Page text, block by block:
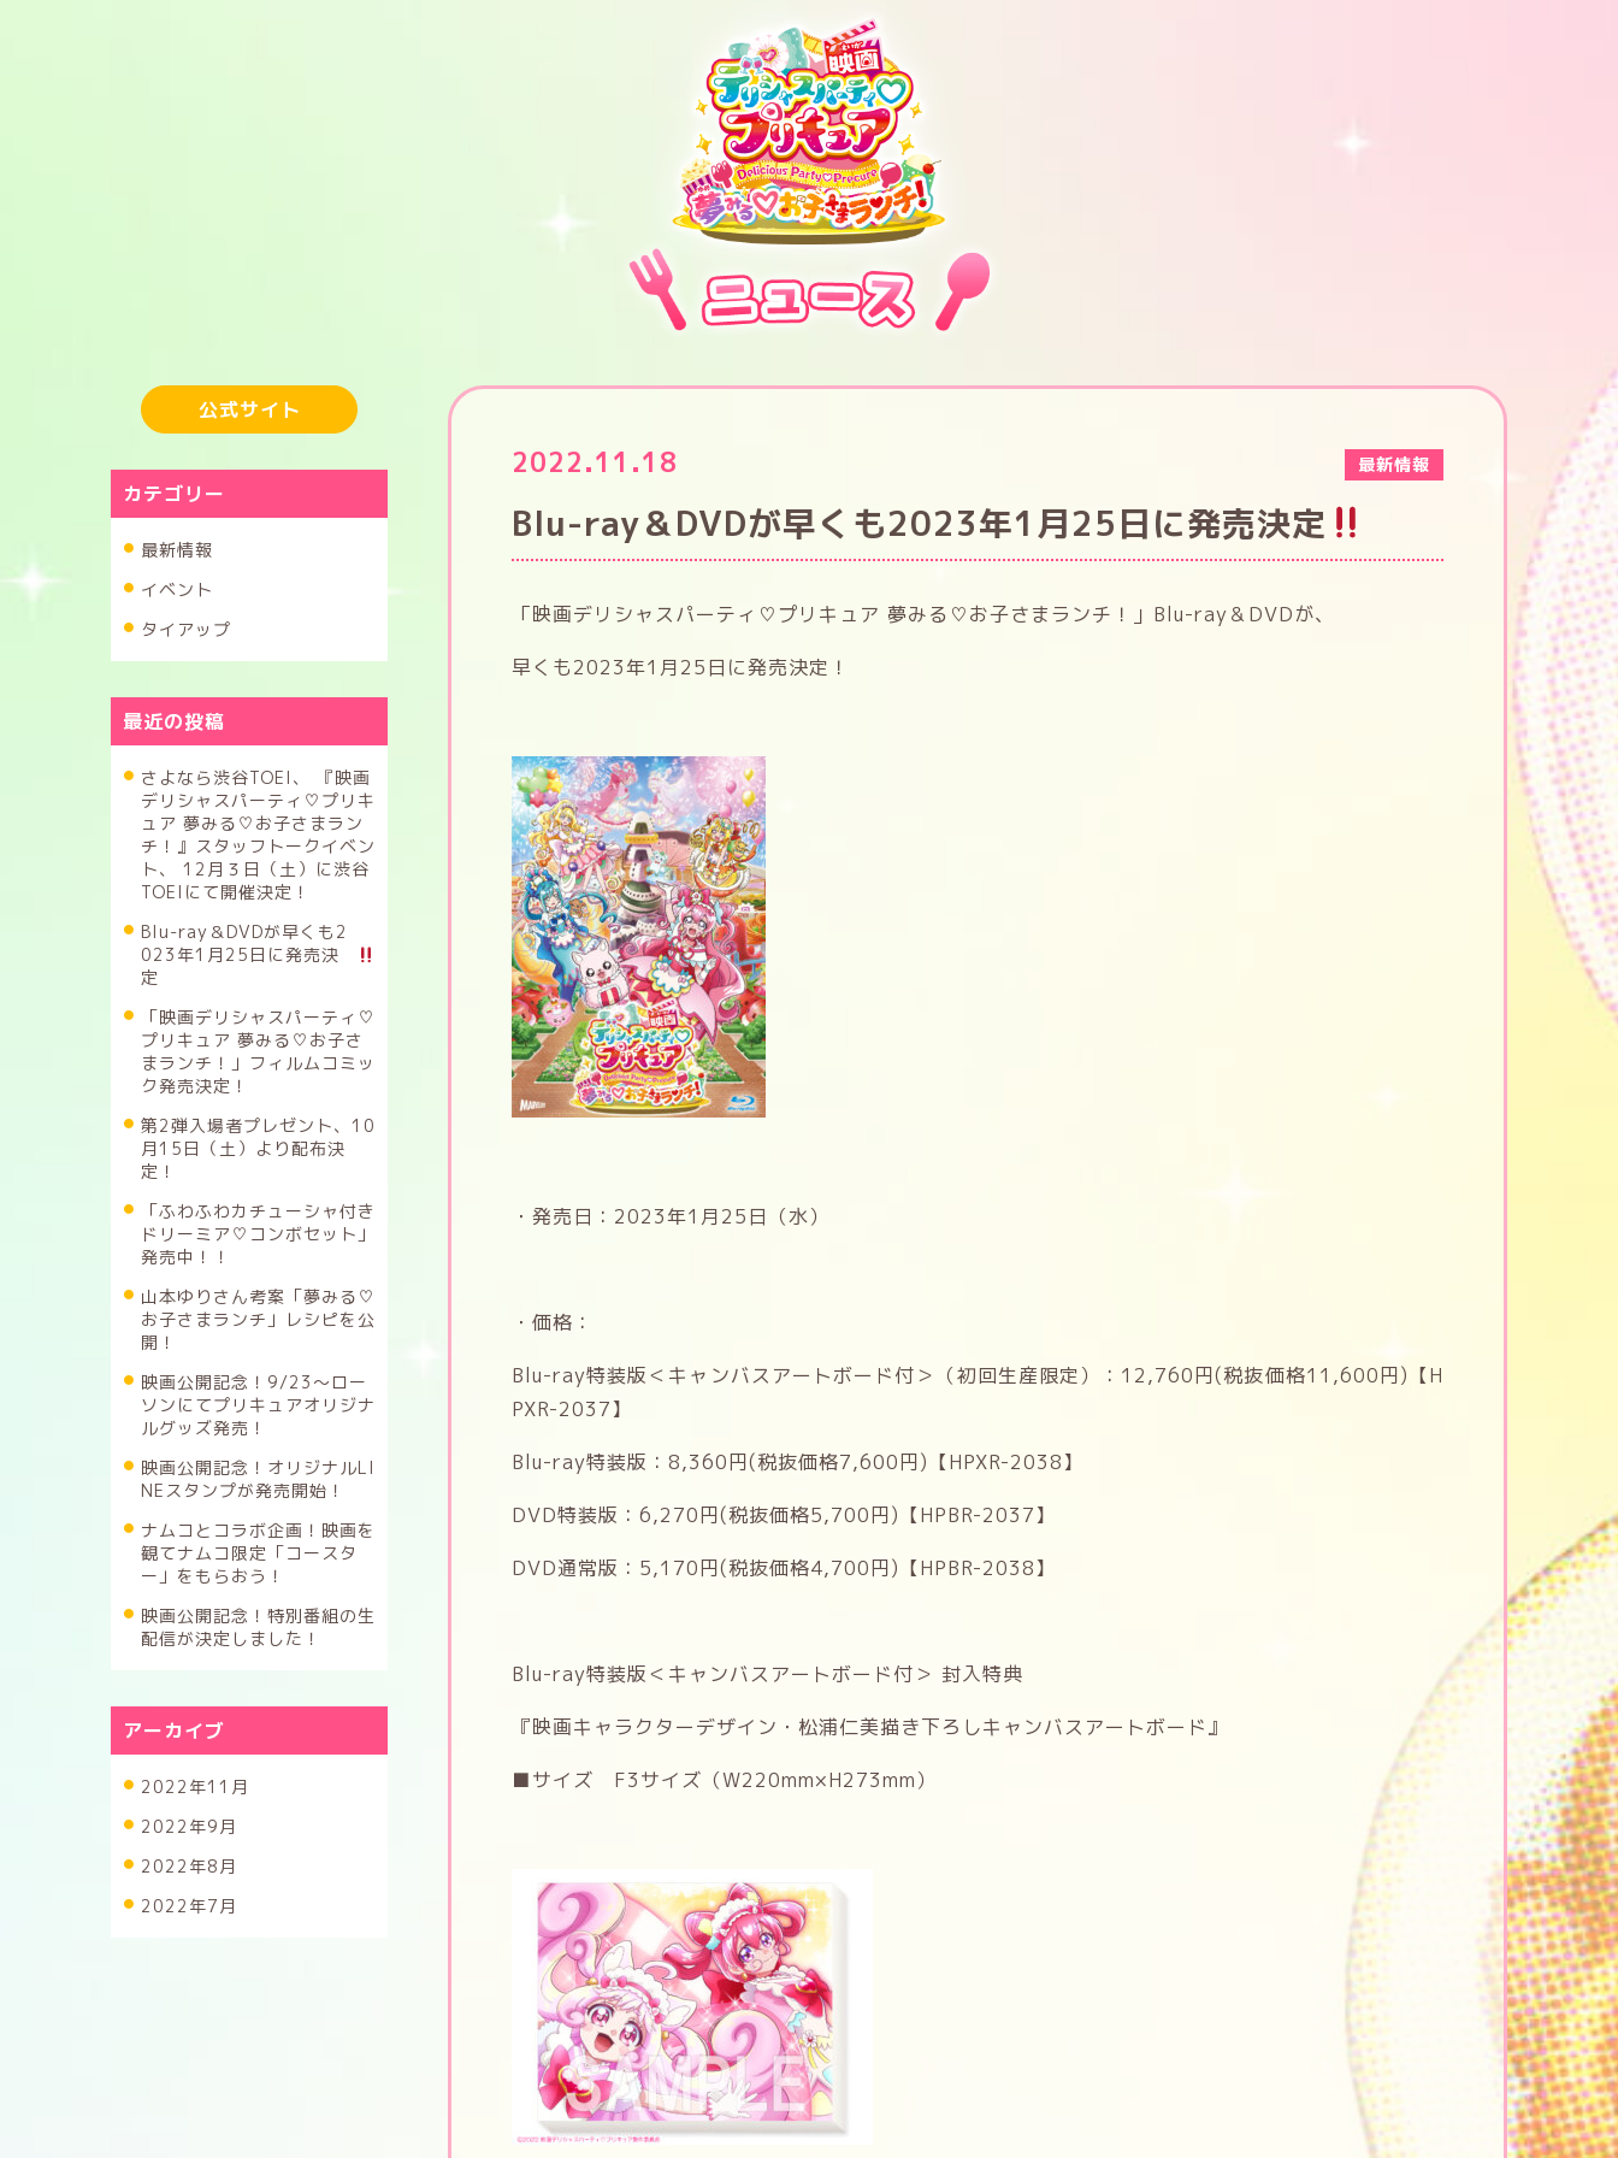
公式サイト
カテゴリー
最新情報
イベント
タイアップ
最近の投稿
さよなら渋谷TOEI、 『映画
デリシャスパーティ♡プリキ
ュア 夢みる♡お子さまラン
チ！』スタッフトークイベン
ト、 12月３日（土）に渋谷
TOEIにて開催決定！
Blu-ray＆DVDが早くも2
023年1月25日に発売決
定
「映画デリシャスパーティ♡
プリキュア 夢みる♡お子さ
まランチ！」フィルムコミッ
ク発売決定！
第2弾入場者プレゼント、10
月15日（土）より配布決
定！
「ふわふわカチューシャ付き
ドリーミア♡コンボセット」
発売中！！
山本ゆりさん考案「夢みる♡
お子さまランチ」レシピを公
開！
映画公開記念！9/23～ロー
ソンにてプリキュアオリジナ
ルグッズ発売！
映画公開記念！オリジナルLI
NEスタンプが発売開始！
ナムコとコラボ企画！映画を
観てナムコ限定「コースタ
ー」をもらおう！
映画公開記念！特別番組の生
配信が決定しました！
アーカイブ
2022年11月
2022年9月
2022年8月
2022年7月
2022.11.18 最新情報
Blu-ray＆DVDが早くも2023年1月25日に発売決定
「映画デリシャスパーティ♡プリキュア 夢みる♡お子さまランチ！」Blu-ray＆DVDが、
早くも2023年1月25日に発売決定！
・発売日：2023年1月25日（水）
・価格：
Blu-ray特装版＜キャンバスアートボード付＞（初回生産限定）：12,760円(税抜価格11,600円)【H
PXR-2037】
Blu-ray特装版：8,360円(税抜価格7,600円)【HPXR-2038】
DVD特装版：6,270円(税抜価格5,700円)【HPBR-2037】
DVD通常版：5,170円(税抜価格4,700円)【HPBR-2038】
Blu-ray特装版＜キャンバスアートボード付＞ 封入特典
『映画キャラクターデザイン・松浦仁美描き下ろしキャンバスアートボード』
■サイズ F3サイズ（W220mm×H273mm）